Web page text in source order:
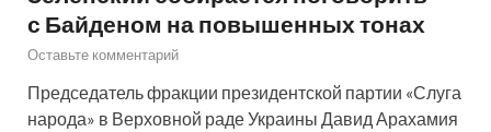
с Байденом на повышенных тонах
Оставьте комментарий
Председатель фракции президентской партии «Слуга
народа» в Верховной раде Украины Давид Арахамия